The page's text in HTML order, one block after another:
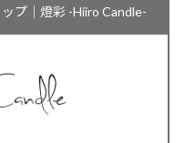
プ｜燈彩 -Hiiro Candle-